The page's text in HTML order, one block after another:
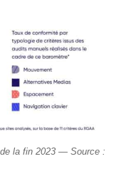
la fin 2023 — Source :